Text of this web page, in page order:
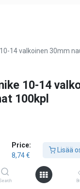
Price:
8,74€
Lisää
Search
14 valkoinen 30mm
10-14
100kpl
Lisää